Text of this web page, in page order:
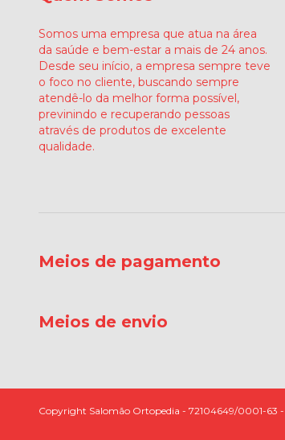
Somos uma empresa que atua na área
da saúde e bem-estar a mais de 24 anos.
Desde seu início, a empresa sempre teve
o foco no cliente, buscando sempre
atendê-lo da melhor forma possível,
previnindo e recuperando pessoas
através de produtos de excelente
qualidade.
Meios de pagamento
Meios de envio
Copyright Salomão Ortopedia - 72104649/0001-63 -